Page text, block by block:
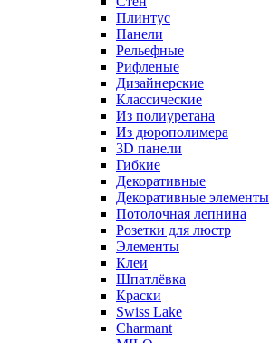
Плинтус
Панели
Рельефные
Рифленые
Дизайнерские
Классические
Из полиуретана
Из дюрополимера
3D панели
Гибкие
Декоративные
Декоративные элементы
Потолочная лепнина
Розетки для люстр
Элементы
Клеи
Шпатлёвка
Краски
Swiss Lake
Charmant